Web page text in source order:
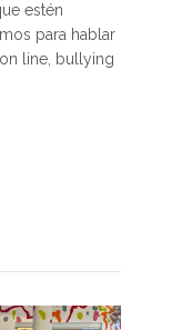
estén
para hablar
line, bullying